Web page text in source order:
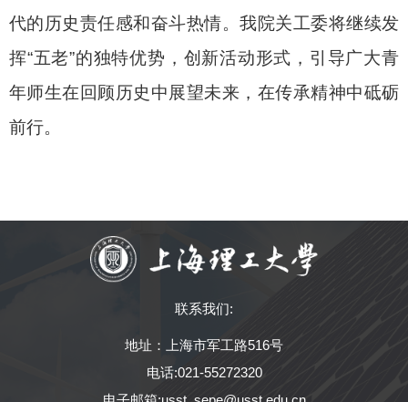
代的历史责任感和奋斗热情。我院关工委将继续发
挥“五老”的独特优势，创新活动形式，引导广大青
年师生在回顾历史中展望未来，在传承精神中砥砺
前行。
联系我们:
地址：上海市军工路516号
电话:021-55272320